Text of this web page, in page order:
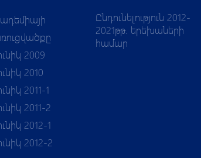
2009
2010
2011-1
2011-2
2012-1
2012-2
Ընդունելություն 2012-
2021թթ. երեխաների
համար